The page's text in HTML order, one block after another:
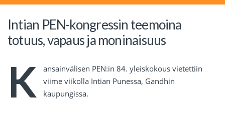
Intian PEN-kongressin teemoina
totuus, vapaus ja moninaisuus
K
ansainvälisen PEN:in 84. yleiskokous vietettiin
viime viikolla Intian Punessa, Gandhin
kaupungissa.